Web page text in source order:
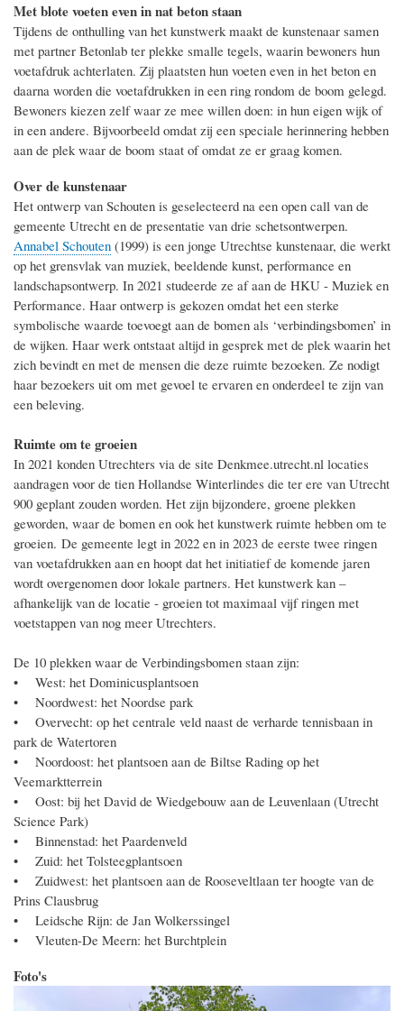
Met blote voeten even in nat beton staan
Tijdens de onthulling van het kunstwerk maakt de kunstenaar samen
met partner Betonlab ter plekke smalle tegels, waarin bewoners hun
voetafdruk achterlaten. Zij plaatsten hun voeten even in het beton en
daarna worden die voetafdrukken in een ring rondom de boom gelegd.
Bewoners kiezen zelf waar ze mee willen doen: in hun eigen wijk of
in een andere. Bijvoorbeeld omdat zij een speciale herinnering hebben
aan de plek waar de boom staat of omdat ze er graag komen.
Over de kunstenaar
Het ontwerp van Schouten is geselecteerd na een open call van de
gemeente Utrecht en de presentatie van drie schetsontwerpen.
Annabel Schouten (1999) is een jonge Utrechtse kunstenaar, die werkt
op het grensvlak van muziek, beeldende kunst, performance en
landschapsontwerp. In 2021 studeerde ze af aan de HKU - Muziek en
Performance. Haar ontwerp is gekozen omdat het een sterke
symbolische waarde toevoegt aan de bomen als ‘verbindingsbomen’ in
de wijken. Haar werk ontstaat altijd in gesprek met de plek waarin het
zich bevindt en met de mensen die deze ruimte bezoeken. Ze nodigt
haar bezoekers uit om met gevoel te ervaren en onderdeel te zijn van
een beleving.
Ruimte om te groeien
In 2021 konden Utrechters via de site Denkmee.utrecht.nl locaties
aandragen voor de tien Hollandse Winterlindes die ter ere van Utrecht
900 geplant zouden worden. Het zijn bijzondere, groene plekken
geworden, waar de bomen en ook het kunstwerk ruimte hebben om te
groeien. De gemeente legt in 2022 en in 2023 de eerste twee ringen
van voetafdrukken aan en hoopt dat het initiatief de komende jaren
wordt overgenomen door lokale partners. Het kunstwerk kan –
afhankelijk van de locatie - groeien tot maximaal vijf ringen met
voetstappen van nog meer Utrechters.
De 10 plekken waar de Verbindingsbomen staan zijn:
• West: het Dominicusplantsoen
• Noordwest: het Noordse park
• Overvecht: op het centrale veld naast de verharde tennisbaan in
park de Watertoren
• Noordoost: het plantsoen aan de Biltse Rading op het
Veemarktterrein
• Oost: bij het David de Wiedgebouw aan de Leuvenlaan (Utrecht
Science Park)
• Binnenstad: het Paardenveld
• Zuid: het Tolsteegplantsoen
• Zuidwest: het plantsoen aan de Rooseveltlaan ter hoogte van de
Prins Clausbrug
• Leidsche Rijn: de Jan Wolkerssingel
• Vleuten-De Meern: het Burchtplein
Foto's